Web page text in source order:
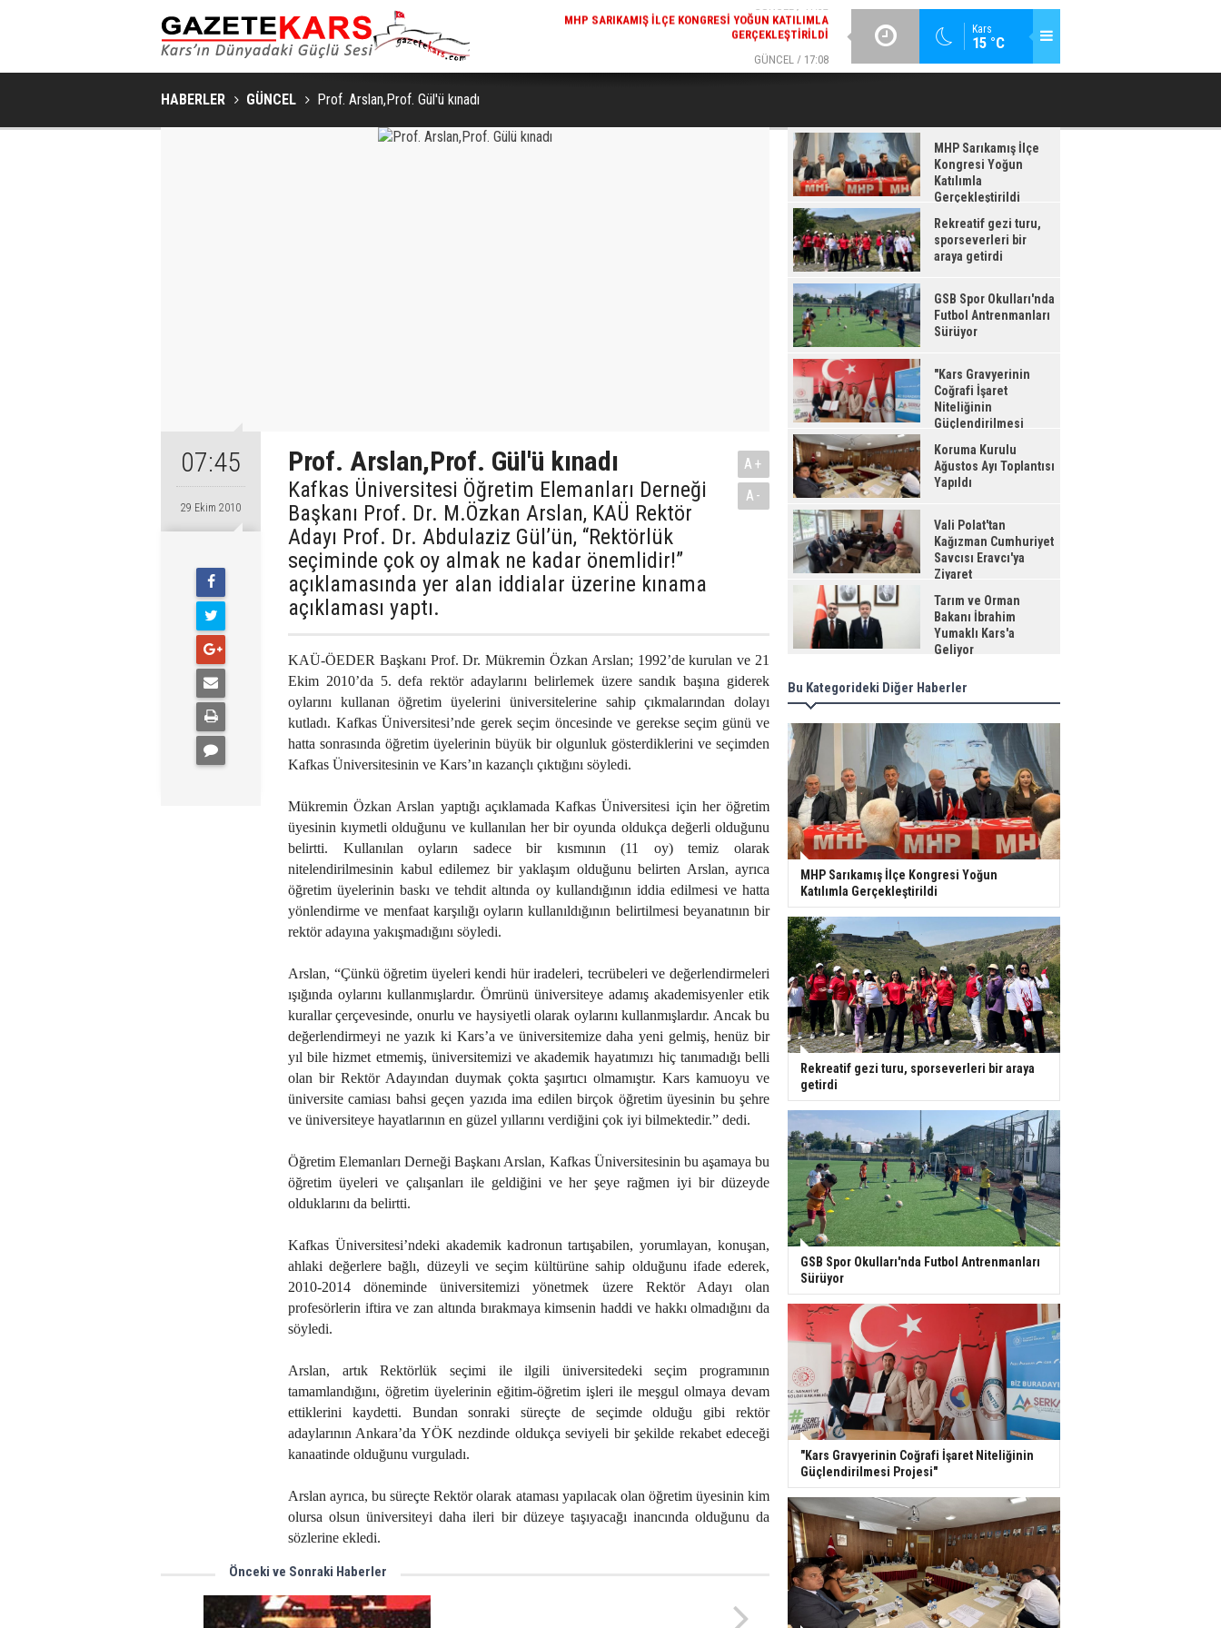
Kars
15 °C
GÜNCEL / 17:08
REKREATIF GEZI TURU, SPORSEVERLERI BIR ARAYA GETIRDI
GSB SPOR OKULLARI'NDA FUTBOL ANTRENMANLARI SÜRÜYOR
HABERLER GÜNCEL Prof. Arslan,Prof. Gül'ü kınadı
07:45
29 Ekim 2010
Prof. Arslan,Prof. Gül'ü kınadı
Kafkas Üniversitesi Öğretim Elemanları Derneği
Başkanı Prof. Dr. M.Özkan Arslan, KAÜ Rektör
Adayı Prof. Dr. Abdulaziz Gül’ün, “Rektörlük
seçiminde çok oy almak ne kadar önemlidir!”
açıklamasında yer alan iddialar üzerine kınama
açıklaması yaptı.
A+
A-
KAÜ-ÖEDER Başkanı Prof. Dr. Mükremin Özkan Arslan; 1992’de kurulan ve 21
Ekim 2010’da 5. defa rektör adaylarını belirlemek üzere sandık başına giderek
oylarını kullanan öğretim üyelerini üniversitelerine sahip çıkmalarından dolayı
kutladı. Kafkas Üniversitesi’nde gerek seçim öncesinde ve gerekse seçim günü ve
hatta sonrasında öğretim üyelerinin büyük bir olgunluk gösterdiklerini ve seçimden
Kafkas Üniversitesinin ve Kars’ın kazançlı çıktığını söyledi.
Mükremin Özkan Arslan yaptığı açıklamada Kafkas Üniversitesi için her öğretim
üyesinin kıymetli olduğunu ve kullanılan her bir oyunda oldukça değerli olduğunu
belirtti. Kullanılan oyların sadece bir kısmının (11 oy) temiz olarak
nitelendirilmesinin kabul edilemez bir yaklaşım olduğunu belirten Arslan, ayrıca
öğretim üyelerinin baskı ve tehdit altında oy kullandığının iddia edilmesi ve hatta
yönlendirme ve menfaat karşılığı oyların kullanıldığının belirtilmesi beyanatının bir
rektör adayına yakışmadığını söyledi.
Arslan, “Çünkü öğretim üyeleri kendi hür iradeleri, tecrübeleri ve değerlendirmeleri
ışığında oylarını kullanmışlardır. Ömrünü üniversiteye adamış akademisyenler etik
kurallar çerçevesinde, onurlu ve haysiyetli olarak oylarını kullanmışlardır. Ancak bu
değerlendirmeyi ne yazık ki Kars’a ve üniversitemize daha yeni gelmiş, henüz bir
yıl bile hizmet etmemiş, üniversitemizi ve akademik hayatımızı hiç tanımadığı belli
olan bir Rektör Adayından duymak çokta şaşırtıcı olmamıştır. Kars kamuoyu ve
üniversite camiası bahsi geçen yazıda ima edilen birçok öğretim üyesinin bu şehre
ve üniversiteye hayatlarının en güzel yıllarını verdiğini çok iyi bilmektedir.” dedi.
Öğretim Elemanları Derneği Başkanı Arslan, Kafkas Üniversitesinin bu aşamaya bu
öğretim üyeleri ve çalışanları ile geldiğini ve her şeye rağmen iyi bir düzeyde
olduklarını da belirtti.
Kafkas Üniversitesi’ndeki akademik kadronun tartışabilen, yorumlayan, konuşan,
ahlaki değerlere bağlı, düzeyli ve seçim kültürüne sahip olduğunu ifade ederek,
2010-2014 döneminde üniversitemizi yönetmek üzere Rektör Adayı olan
profesörlerin iftira ve zan altında bırakmaya kimsenin haddi ve hakkı olmadığını da
söyledi.
Arslan, artık Rektörlük seçimi ile ilgili üniversitedeki seçim programının
tamamlandığını, öğretim üyelerinin eğitim-öğretim işleri ile meşgul olmaya devam
ettiklerini kaydetti. Bundan sonraki süreçte de seçimde olduğu gibi rektör
adaylarının Ankara’da YÖK nezdinde oldukça seviyeli bir şekilde rekabet edeceği
kanaatinde olduğunu vurguladı.
Arslan ayrıca, bu süreçte Rektör olarak ataması yapılacak olan öğretim üyesinin kim
olursa olsun üniversiteyi daha ileri bir düzeye taşıyacağı inancında olduğunu da
sözlerine ekledi.
Önceki ve Sonraki Haberler
MHP Sarıkamış İlçe
Kongresi Yoğun
Katılımla
Gerçekleştirildi
Rekreatif gezi turu,
sporseverleri bir
araya getirdi
GSB Spor Okulları'nda
Futbol Antrenmanları
Sürüyor
"Kars Gravyerinin
Coğrafi İşaret
Niteliğinin
Güçlendirilmesi
Projesi"
Koruma Kurulu
Ağustos Ayı Toplantısı
Yapıldı
Vali Polat'tan
Kağızman Cumhuriyet
Savcısı Eravcı'ya
Ziyaret
Tarım ve Orman
Bakanı İbrahim
Yumaklı Kars'a
Geliyor
Bu Kategorideki Diğer Haberler
MHP Sarıkamış İlçe Kongresi Yoğun
Katılımla Gerçekleştirildi
Rekreatif gezi turu, sporseverleri bir araya
getirdi
GSB Spor Okulları'nda Futbol Antrenmanları
Sürüyor
"Kars Gravyerinin Coğrafi İşaret Niteliğinin
Güçlendirilmesi Projesi"